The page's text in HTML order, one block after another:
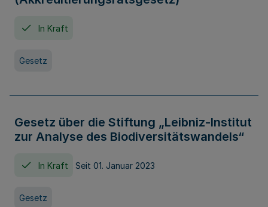
In Kraft
Gesetz
Gesetz über die Stiftung „Leibniz-Institut
zur Analyse des Biodiversitätswandels“
In Kraft Seit 01. Januar 2023
Gesetz